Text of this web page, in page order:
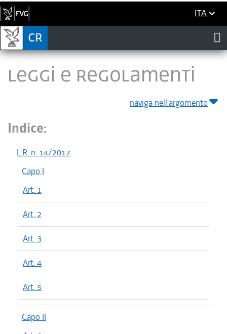
ITA
LEGGI E REGOLAMENTI
naviga nell'argomento
Indice:
L.R. n. 14/2017
Capo I
Art. 1
Art. 2
Art. 3
Art. 4
Art. 5
Capo II